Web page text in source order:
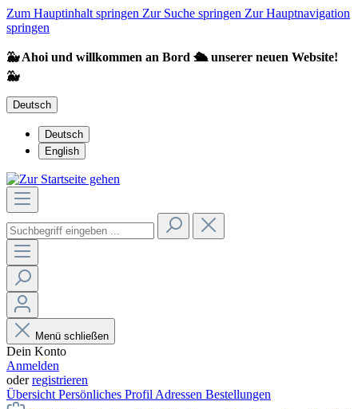
Zum Hauptinhalt springen Zur Suche springen Zur Hauptnavigation
springen
🐳 Ahoi und willkommen an Bord 🛳️ unserer neuen Website!
🐳
Deutsch
Deutsch
English
Menü schließen
Dein Konto
Anmelden
oderregistrieren
Übersicht Persönliches Profil Adressen Bestellungen